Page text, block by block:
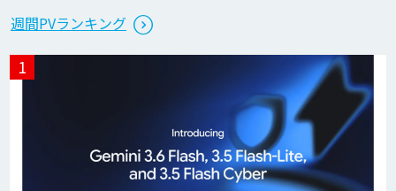
週間PVランキング